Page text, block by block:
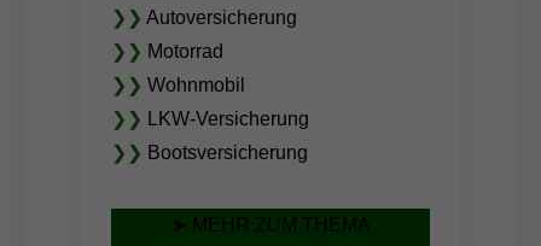
❯❯ Autoversicherung
❯❯ Motorrad
❯❯ Wohnmobil
❯❯
LKW-Versicherung
❯❯ Bootsversicherung
➤ MEHR ZUM THEMA